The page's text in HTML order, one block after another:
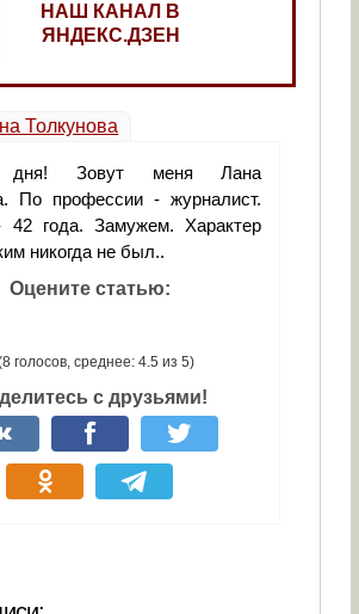
НАШ КАНАЛ В
ЯНДЕКС.ДЗЕН
Толкунова
дня! Зовут меня Лана
По профессии - журналист.
42 года. Замужем. Характер
никогда не был..
Оцените статью:
голосов, среднее: 4.5 из 5)
с друзьями!